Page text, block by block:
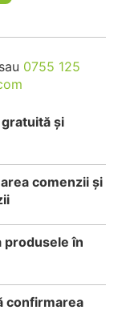
sau 0755 125
și
comenzii și
produsele în
confirmarea